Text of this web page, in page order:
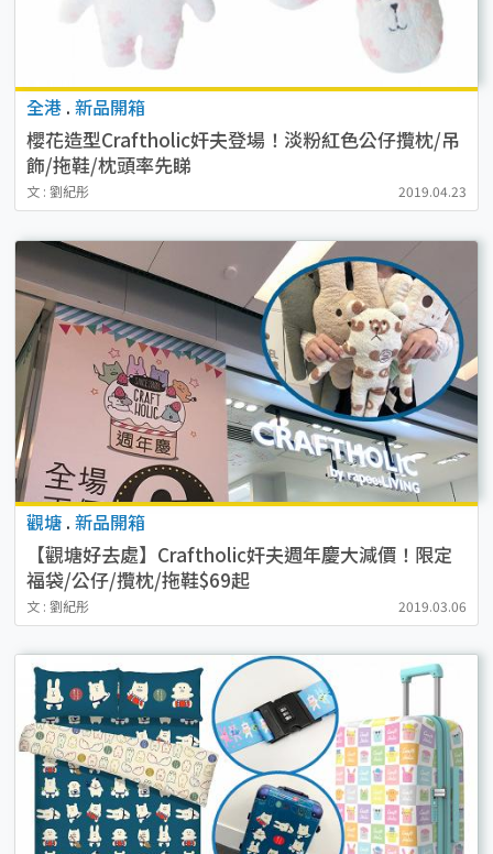
全港 . 新品開箱
櫻花造型Craftholic奸夫登場！淡粉紅色公仔攬枕/吊
飾/拖鞋/枕頭率先睇
文 : 劉紀彤 2019.04.23
觀塘 . 新品開箱
【觀塘好去處】Craftholic奸夫週年慶大減價！限定
福袋/公仔/攬枕/拖鞋$69起
文 : 劉紀彤 2019.03.06